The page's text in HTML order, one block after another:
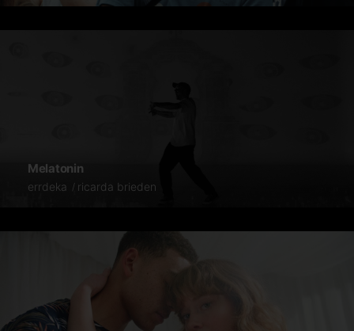
Melatonin
errdeka ricarda brieden